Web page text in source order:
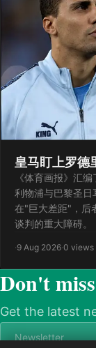
皇马盯上罗德
《体育画报》汇
利物浦与巴黎圣日
在"巨大差距"，后
谈判的重大障碍。
·9 Aug 2026·0 views
Don't
Get the latest